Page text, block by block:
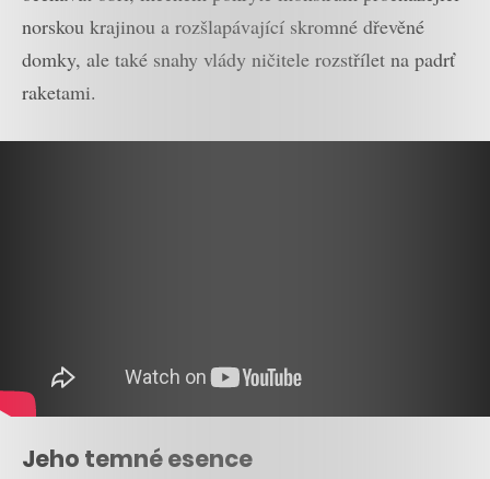
norskou krajinou a rozšlapávající skromné dřevěné
domky, ale také snahy vlády ničitele rozstřílet na padrť
raketami.
Jeho temné esence